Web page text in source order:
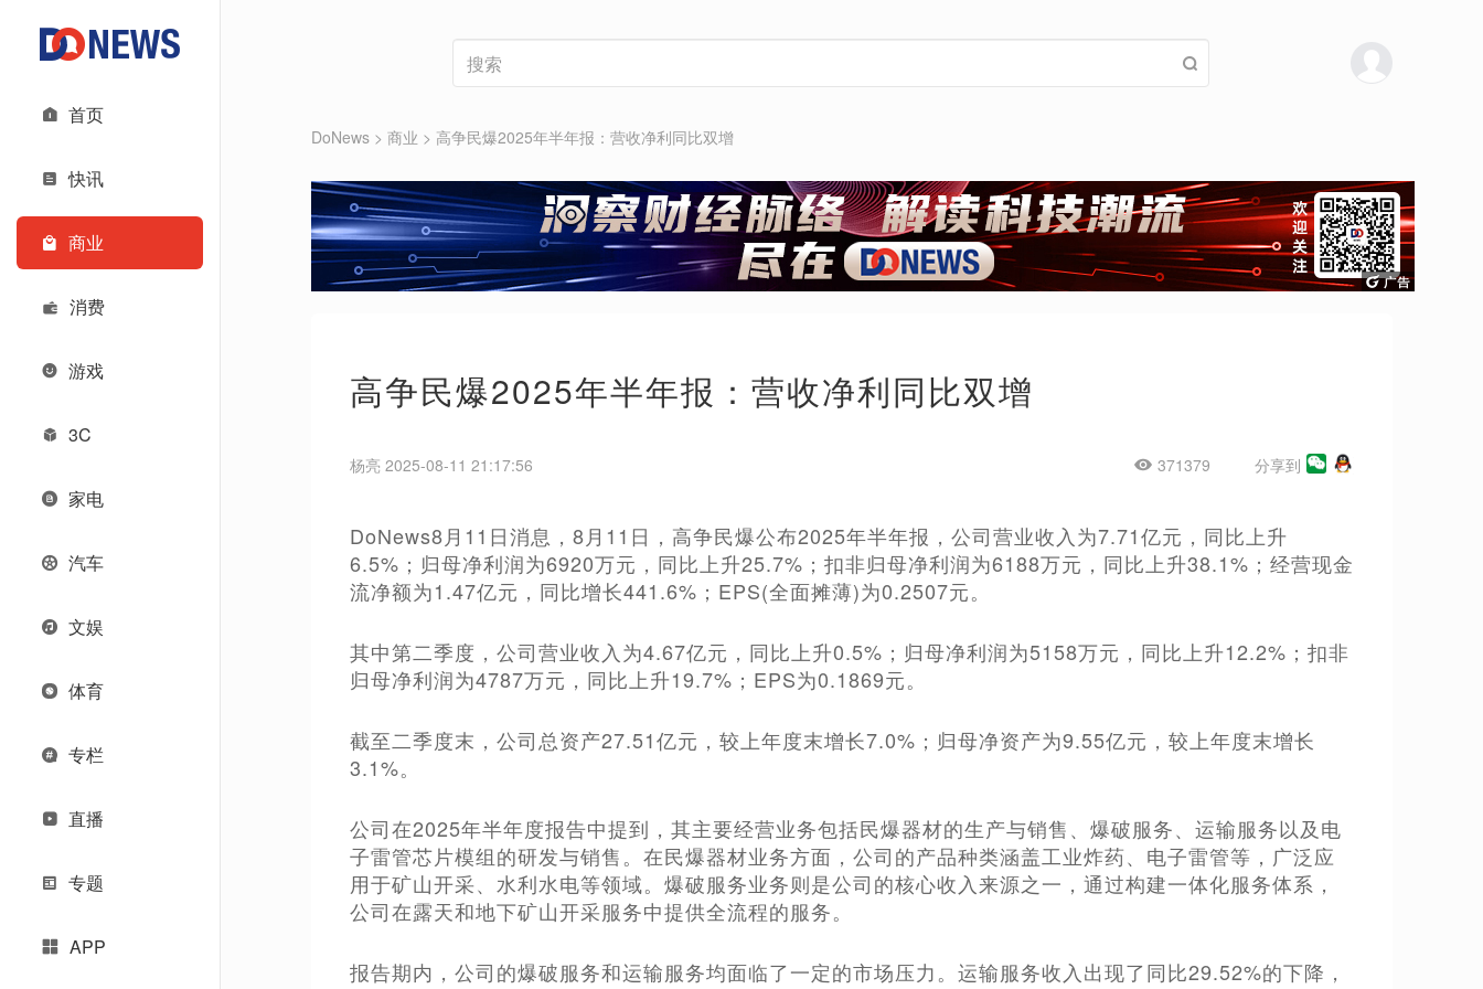
首页
快讯
商业
消费
游戏
3C
家电
汽车
文娱
体育
专栏
直播
专题
APP
DoNews > 商业 > 高争民爆2025年半年报：营收净利同比双增
高争民爆2025年半年报：营收净利同比双增
杨亮 2025-08-11 21:17:56 371379 分享到
DoNews8月11日消息，8月11日，高争民爆公布2025年半年报，公司营业收入为7.71亿元，同比上升
6.5%；归母净利润为6920万元，同比上升25.7%；扣非归母净利润为6188万元，同比上升38.1%；经营现金
流净额为1.47亿元，同比增长441.6%；EPS(全面摊薄)为0.2507元。
其中第二季度，公司营业收入为4.67亿元，同比上升0.5%；归母净利润为5158万元，同比上升12.2%；扣非
归母净利润为4787万元，同比上升19.7%；EPS为0.1869元。
截至二季度末，公司总资产27.51亿元，较上年度末增长7.0%；归母净资产为9.55亿元，较上年度末增长
3.1%。
公司在2025年半年度报告中提到，其主要经营业务包括民爆器材的生产与销售、爆破服务、运输服务以及电
子雷管芯片模组的研发与销售。在民爆器材业务方面，公司的产品种类涵盖工业炸药、电子雷管等，广泛应
用于矿山开采、水利水电等领域。爆破服务业务则是公司的核心收入来源之一，通过构建一体化服务体系，
公司在露天和地下矿山开采服务中提供全流程的服务。
报告期内，公司的爆破服务和运输服务均面临了一定的市场压力。运输服务收入出现了同比29.52%的下降，